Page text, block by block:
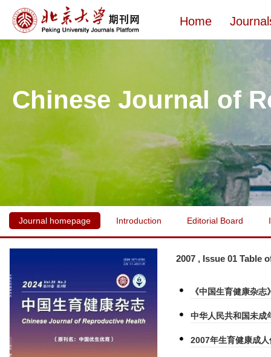
Home
Chinese Journal of
Journal homepage Introduction Editorial Board
2007 , Issue 01 Table
《中国生育健康杂志
中华人民共和国未成
2007年生育健康成